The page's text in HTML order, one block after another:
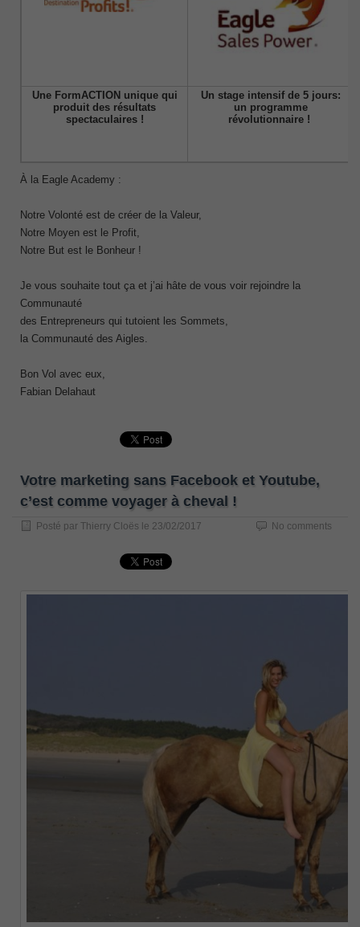
Une FormACTION unique qui
produit des résultats
spectaculaires !
Un stage intensif de 5 jours:
un programme
révolutionnaire !
À la Eagle Academy :
Notre Volonté est de créer de la Valeur,
Notre Moyen est le Profit,
Notre But est le Bonheur !
Je vous souhaite tout ça et j’ai hâte de vous voir rejoindre la
Communauté
des Entrepreneurs qui tutoient les Sommets,
la Communauté des Aigles.
Bon Vol avec eux,
Fabian Delahaut
Votre marketing sans Facebook et Youtube,
c’est comme voyager à cheval !
Posté par Thierry Cloës le 23/02/2017 No comments